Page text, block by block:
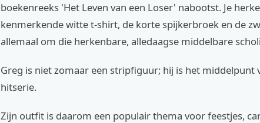
boekenreeks 'Het Leven van een Loser' nabootst. Je
kenmerkende witte t-shirt, de korte spijkerbroek en de
allemaal om die herkenbare, alledaagse middelbare
Greg is niet zomaar een stripfiguur; hij is het middelpunt
hitserie.
Zijn outfit is daarom een populair thema voor feestjes,